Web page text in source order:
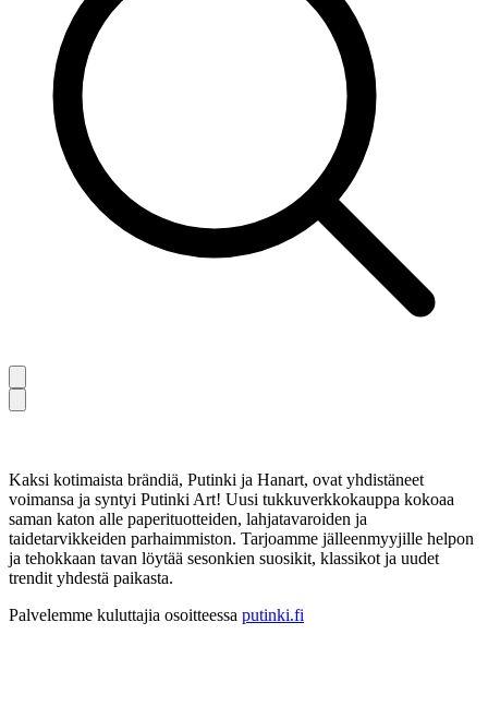
Kaksi kotimaista brändiä, Putinki ja Hanart, ovat yhdistäneet
voimansa ja syntyi Putinki Art! Uusi tukkuverkkokauppa kokoaa
saman katon alle paperituotteiden, lahjatavaroiden ja
taidetarvikkeiden parhaimmiston. Tarjoamme jälleenmyyjille helpon
ja tehokkaan tavan löytää sesonkien suosikit, klassikot ja uudet
trendit yhdestä paikasta.
Palvelemme kuluttajia osoitteessa putinki.fi